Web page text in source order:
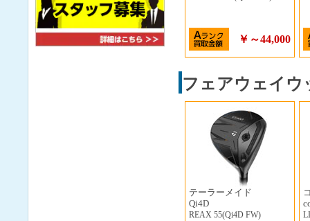
￥～44,000
フェアウェイウ
テーラーメイド
Qi4D
REAX 55(Qi4D FW)